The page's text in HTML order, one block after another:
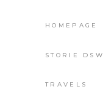
HOMEPAGE
STORIE DSW
TRAVELS